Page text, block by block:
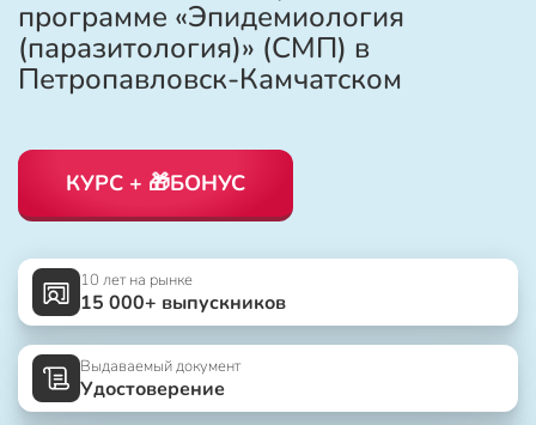
программе «Эпидемиология
(паразитология)» (СМП) в
Петропавловск-Камчатском
КУРС + 🎁БОНУС
10 лет на рынке
15 000+ выпускников
Выдаваемый документ
Удостоверение